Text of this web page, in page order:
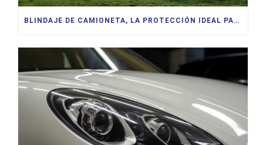
BLINDAJE DE CAMIONETA, LA PROTECCIÓN IDEAL PARA SU FAMILIA